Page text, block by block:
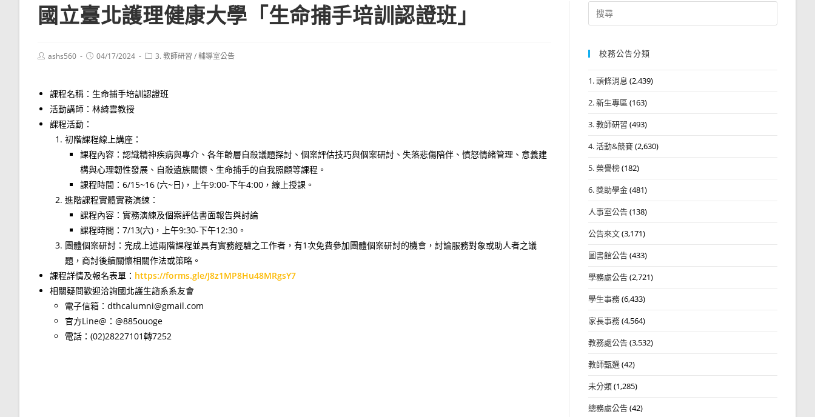
國立臺北護理健康大學「生命捕手培訓認證班」
Postashs560
Post04/17/2024
Post3. 教師研習 /輔導室公告
課程名稱：生命捕手培訓認證班
活動講師：林綺雲教授
課程活動：
初階課程線上講座：
課程內容：認識精神疾病與專介、各年齡層自殺議題探討、個案評估技巧與個案研討、失落悲傷陪伴、憤怒情緒管理、意義建
構與心理韌性發展、自殺遺族關懷、生命捕手的自我照顧等課程。
課程時間：6/15~16 (六~日)，上午9:00-下午4:00，線上授課。
進階課程實體實務演練：
課程內容：實務演練及個案評估書面報告與討論
課程時間：7/13(六)，上午9:30-下午12:30。
團體個案研討：完成上述兩階課程並具有實務經驗之工作者，有1次免費參加團體個案研討的機會，討論服務對象或助人者之議
題，商討後續關懷相關作法或策略。
課程詳情及報名表單： https://forms.gle/J8z1MP8Hu48MRgsY7
相關疑問歡迎洽詢國北護生諮系系友會
電子信箱：dthcalumni@gmail.com
官方Line@：@885ouoge
電話：(02)28227101轉7252
Search
for:
校務公告分類
1. 頭條消息 (2,439)
2. 新生專區 (163)
3. 教師研習 (493)
4. 活動&競賽(2,630)
5. 榮譽榜(182)
6. 獎助學金(481)
人事室公告(138)
公告來文(3,171)
圖書館公告(433)
學務處公告(2,721)
學生事務(6,433)
家長事務(4,564)
教務處公告(3,532)
教師甄選(42)
未分類(1,285)
總務處公告(42)